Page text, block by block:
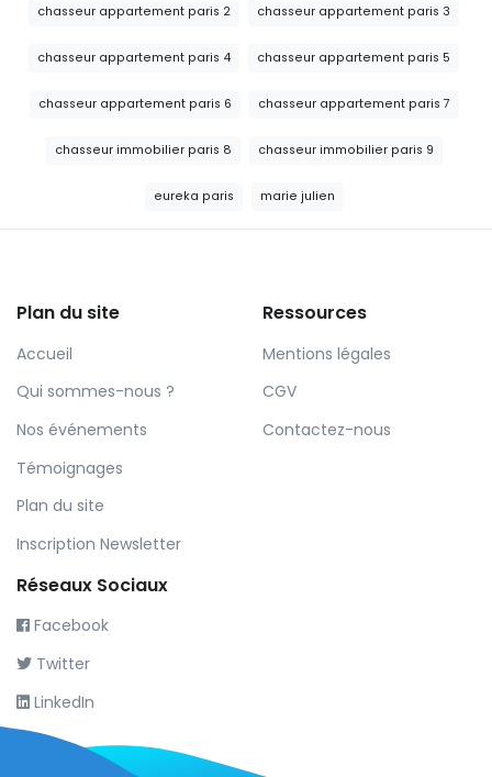
chasseur appartement paris 2 chasseur appartement paris 3
chasseur appartement paris 4 chasseur appartement paris 5
chasseur appartement paris 6 chasseur appartement paris 7
chasseur immobilier paris 8 chasseur immobilier paris 9
eureka paris marie julien
Plan du site
Accueil
Qui sommes-nous ?
Nos événements
Témoignages
Plan du site
Inscription Newsletter
Ressources
Mentions légales
CGV
Contactez-nous
Réseaux Sociaux
Facebook
Twitter
LinkedIn